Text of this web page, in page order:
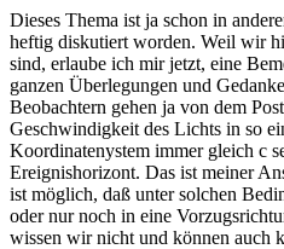
Dieses Thema ist ja schon in
heftig diskutiert worden. Weil wir
sind, erlaube ich mir jetzt, eine
ganzen Überlegungen und
Beobachtern gehen ja von dem
Geschwindigkeit des Lichts in so
Koordinatenystem immer gleich c
Ereignishorizont. Das ist meiner
ist möglich, daß unter solchen
oder nur noch in eine
wissen wir nicht und können auch